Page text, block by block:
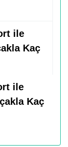
ile
Kaç
ile
Kaç